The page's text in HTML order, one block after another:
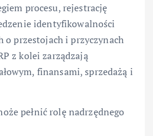
procesu, rejestrację
identyfikowalności
o przestojach i przyczynach
z kolei zarządzają
finansami, sprzedażą i
pełnić rolę nadrzędnego